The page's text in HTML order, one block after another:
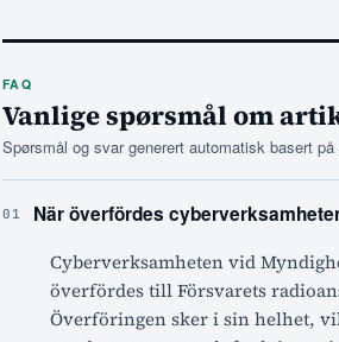
FAQ
Vanlige spørsmål om
Spørsmål og svar generert automatisk basert
01 När överfördes
Cyberverksamheten vid
överfördes till Försvarets
Överföringen sker i sin helhet,